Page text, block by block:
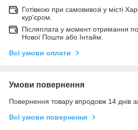
Готівкою при самовивозі у місті
кур'єром.
Післяплата у момент отримання
Нової Пошти або Інтайм.
Всі умови оплати
Умови повернення
Повернення товару впродовж 14 днів
Всі умови повернення